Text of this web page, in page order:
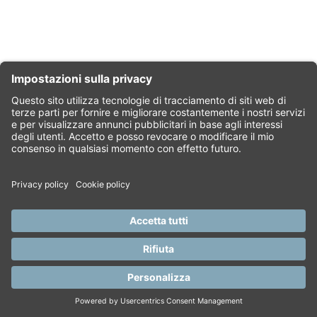
©2026 Comas S.r.l. Società soggetta all’attività di direzione e
coordinamento di CRIBIS Holding S.r.l. - Società con unico socio
Via Martiri di Civitella, 11 | 52100 Arezzo | Partita Iva
Made in Web Industry